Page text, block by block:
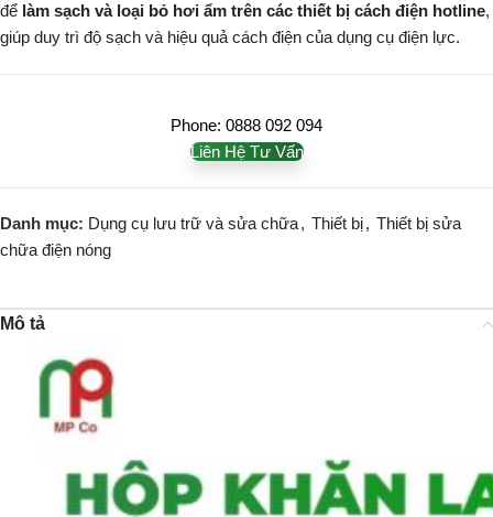
để làm sạch và loại bỏ hơi ẩm trên các thiết bị cách điện hotline,
giúp duy trì độ sạch và hiệu quả cách điện của dụng cụ điện lực.
Phone: 0888 092 094
Liên Hệ Tư Vấn
Danh mục: Dụng cụ lưu trữ và sửa chữa, Thiết bị, Thiết bị sửa
chữa điện nóng
Mô tả